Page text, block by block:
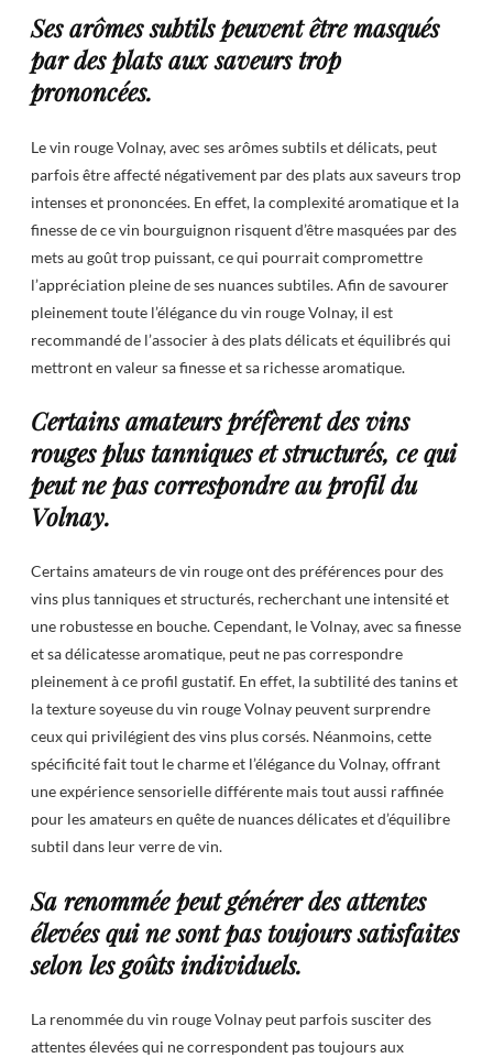
Ses arômes subtils peuvent être masqués
par des plats aux saveurs trop
prononcées.
Le vin rouge Volnay, avec ses arômes subtils et délicats, peut
parfois être affecté négativement par des plats aux saveurs trop
intenses et prononcées. En effet, la complexité aromatique et la
finesse de ce vin bourguignon risquent d’être masquées par des
mets au goût trop puissant, ce qui pourrait compromettre
l’appréciation pleine de ses nuances subtiles. Afin de savourer
pleinement toute l’élégance du vin rouge Volnay, il est
recommandé de l’associer à des plats délicats et équilibrés qui
mettront en valeur sa finesse et sa richesse aromatique.
Certains amateurs préfèrent des vins
rouges plus tanniques et structurés, ce qui
peut ne pas correspondre au profil du
Volnay.
Certains amateurs de vin rouge ont des préférences pour des
vins plus tanniques et structurés, recherchant une intensité et
une robustesse en bouche. Cependant, le Volnay, avec sa finesse
et sa délicatesse aromatique, peut ne pas correspondre
pleinement à ce profil gustatif. En effet, la subtilité des tanins et
la texture soyeuse du vin rouge Volnay peuvent surprendre
ceux qui privilégient des vins plus corsés. Néanmoins, cette
spécificité fait tout le charme et l’élégance du Volnay, offrant
une expérience sensorielle différente mais tout aussi raffinée
pour les amateurs en quête de nuances délicates et d’équilibre
subtil dans leur verre de vin.
Sa renommée peut générer des attentes
élevées qui ne sont pas toujours satisfaites
selon les goûts individuels.
La renommée du vin rouge Volnay peut parfois susciter des
attentes élevées qui ne correspondent pas toujours aux